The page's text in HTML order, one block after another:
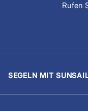
Rufen
SEGELN MIT